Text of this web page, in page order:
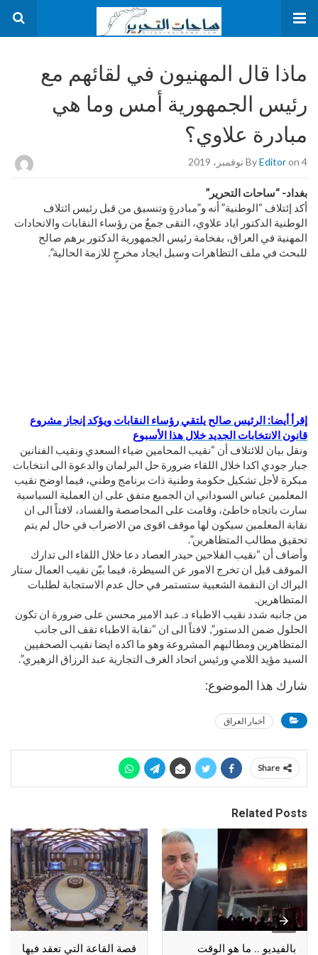
ماذا قال المهنيون في لقائهم مع
رئيس الجمهورية أمس وما هي
مبادرة علاوي؟
ByEditoron 4 نوفمبر، 2019
بغداد- “ساحات التحرير”
أكد إئتلاف “الوطنية” أنه و”مبادرةٍ وتنسيق من قبل رئيس ائتلاف
الوطنية الدكتور اياد علاوي، التقى جمعٌ من رؤساء النقابات والاتحادات
المهنية في العراق، بفخامة رئيس الجمهورية الدكتور برهم صالح
للبحث في ملف التظاهرات وسبل ايجاد مخرجٍ للازمة الحالية”.
إقرأ أيضا: الرئيس صالح يلتقي رؤساء النقابات ويؤكد إنجاز مشروع
قانون الانتخابات الجديد خلال هذا الأسبوع
ونقل بيان للائتلاف أن “نقيب المحامين ضياء السعدي ونقيب الفنانين
جبار جودي اكدا خلال اللقاء ضرورة حل البرلمان والدعوة الى انتخابات
مبكرة لأجل تشكيل حكومة وطنية ذات برنامج وطني، فيما اوضح نقيب
المعلمين عباس السوداني ان الجميع متفق على ان العملية السياسية
سارت باتجاه خاطئ، وقامت على المحاصصة والفساد، لافتاً الى ان
نقابة المعلمين سيكون لها موقف اقوى من الاضراب في حال لم يتم
تحقيق مطالب المتظاهرين”.
وأضاف أن “نقيب الفلاحين حيدر العصاد دعا خلال اللقاء الى تدارك
الموقف قبل ان تخرج الامور عن السيطرة، فيما بيّن نقيب العمال ستار
البراك ان النقمة الشعبية ستستمر في حال عدم الاستجابة لطلبات
المتظاهرين.
من جانبه شدد نقيب الاطباء د. عبد الامير محسن على ضرورة ان تكون
الحلول ضمن الدستور”, لافتاً الى ان “نقابة الاطباء تقف الى جانب
المتظاهرين ومطالبهم المشروعة وهو ما اكده ايضا نقيب الصحفيين
السيد مؤيد اللامي ورئيس اتحاد الغرف التجارية عبد الرزاق الزهيري”.
شارك هذا الموضوع:
أخبار العراق
Share
Related Posts
بالفيديو .. ما هو الوقت قصة القاعة التي تعقد فيها